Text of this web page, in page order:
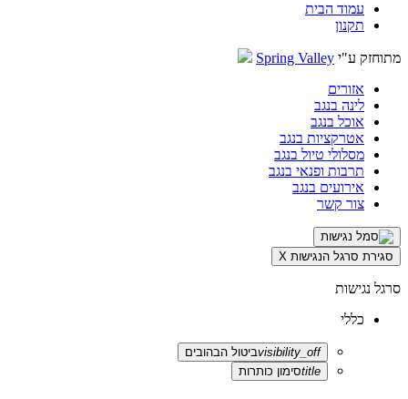
עמוד הבית
תקנון
מתוחזק ע"י Spring Valley
אזורים
לינה בנגב
אוכל בנגב
אטרקציות בנגב
מסלולי טיול בנגב
תרבות ופנאי בנגב
אירועים בנגב
צור קשר
סגירת סרגל הנגישות X
סרגל נגישות
כללי
visibility_offביטול הבהובים
titleסימון כותרות